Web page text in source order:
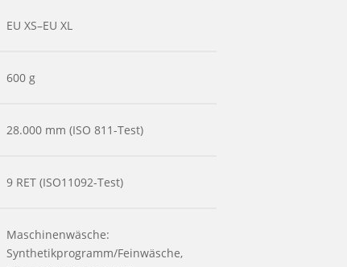
EU XS–EU XL
600 g
28.000 mm (ISO 811-Test)
9 RET (ISO11092-Test)
Maschinenwäsche:
Synthetikprogramm/Feinwäsche,